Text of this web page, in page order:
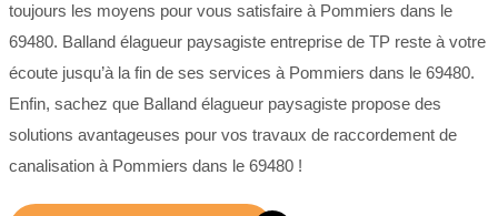
toujours les moyens pour vous satisfaire à Pommiers dans le
69480. Balland élagueur paysagiste entreprise de TP reste à votre
écoute jusqu’à la fin de ses services à Pommiers dans le 69480.
Enfin, sachez que Balland élagueur paysagiste propose des
solutions avantageuses pour vos travaux de raccordement de
canalisation à Pommiers dans le 69480 !